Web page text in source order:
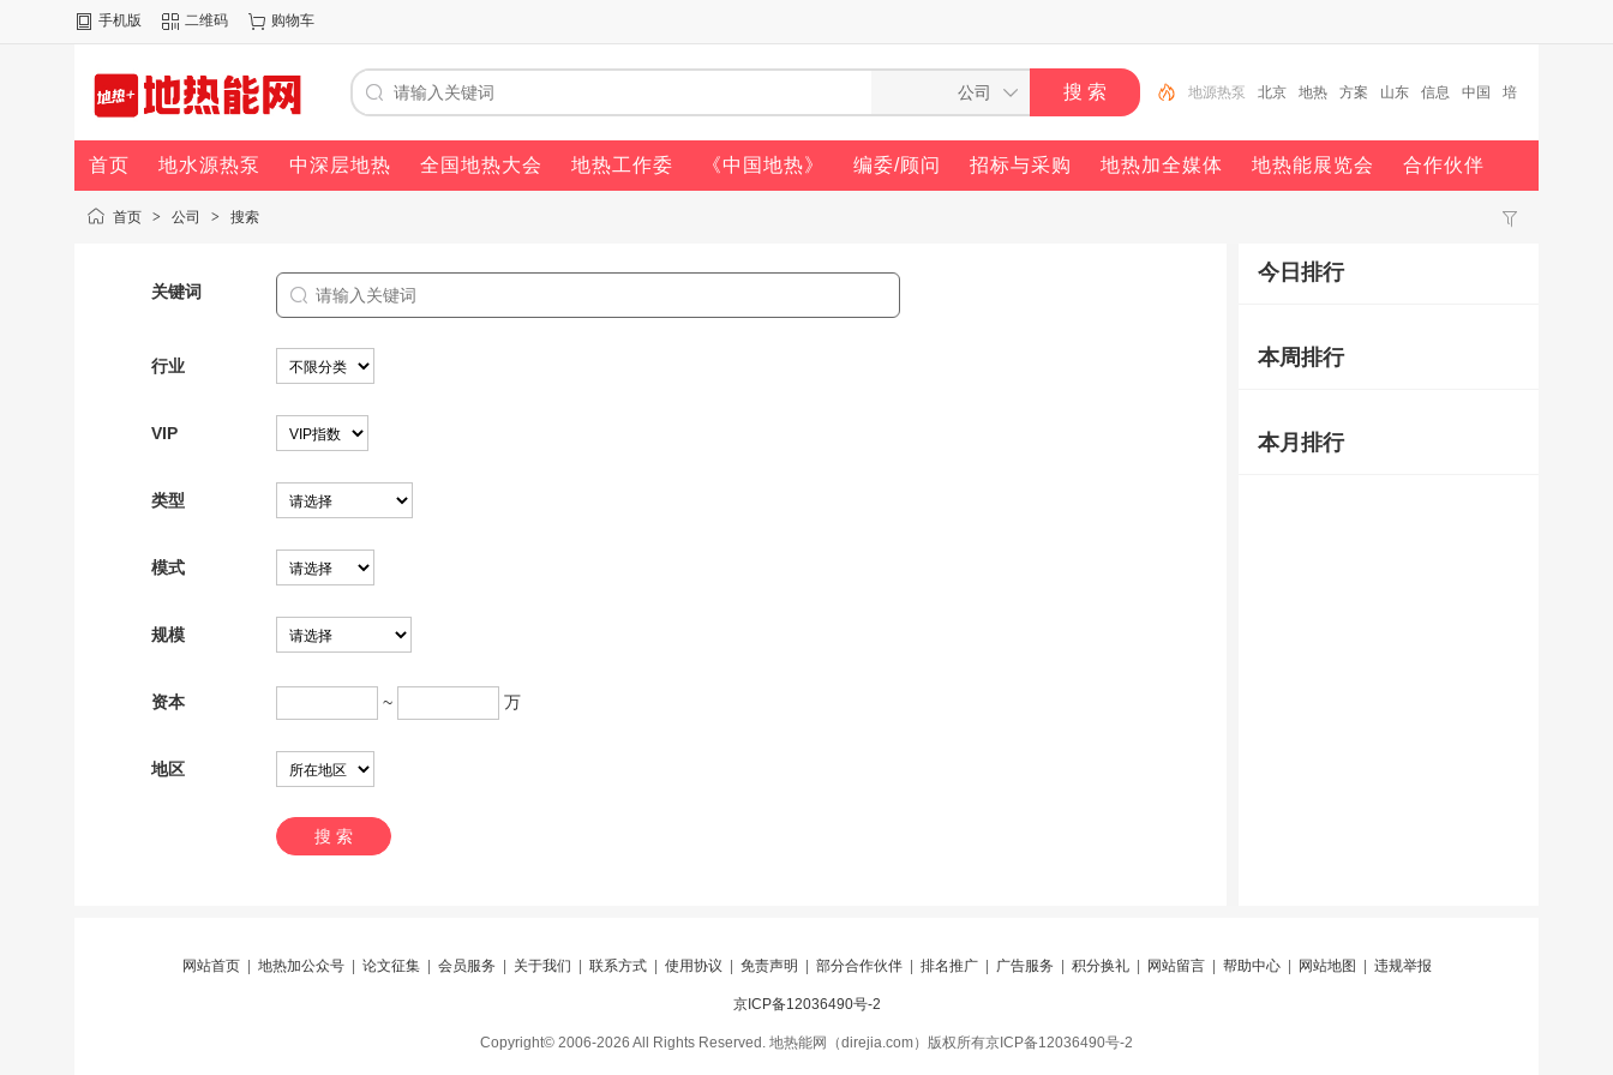
手机版 二维码 购物车
北京 地热 方案 山东 信息 中国 培训 节能
项目 地源热泵
首页 地水源热泵 中深层地热 全国地热大会 地热工作委 《中国地热》 编委/顾问 招标与采购 地热加全媒体 地热能展览会 合作伙伴
首页 > 公司 > 搜索
关键词
行业
VIP
类型
模式
规模
资本 ~ 万
地区
今日排行
本周排行
本月排行
网站首页| 地热加公众号| 论文征集| 会员服务 关于我们 联系方式| 使用协议 免责声明 部分合作伙伴| 排名推广| 广告服务 积分换礼| 网站留言| 帮助中心| 网站地图 违规举报
京ICP备12036490号-2
Copyright© 2006-2026 All Rights Reserved. 地热能网（direjia.com）版权所有京ICP备12036490号-2